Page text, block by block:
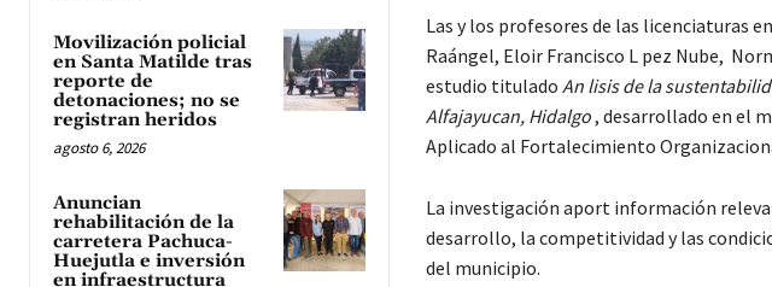
Movilización policial
en Santa Matilde tras
reporte de
detonaciones; no se
registran heridos
agosto 6, 2026
Anuncian
rehabilitación de la
carretera Pachuca-
Huejutla e inversión
en infraestructura
Las y los profesores de las licenciaturas
Raángel, Eloir Francisco L pez Nube,
estudio titulado An lisis de la
Alfajayucan, Hidalgo, desarrollado en el
Aplicado al Fortalecimiento
La investigación aport información
desarrollo, la competitividad y las
del municipio.